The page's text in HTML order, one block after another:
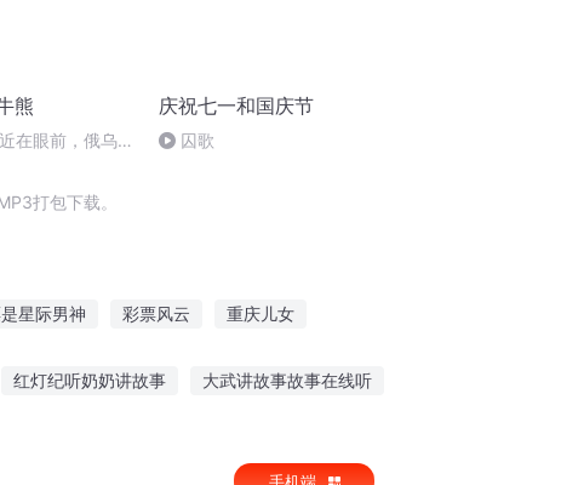
熊
在眼前，俄乌冲
庆祝七一和国庆节
囚歌
打包下载。
星际男神 彩票风云 重庆儿女
红灯纪听奶奶讲故事 大武讲故事故事在线听